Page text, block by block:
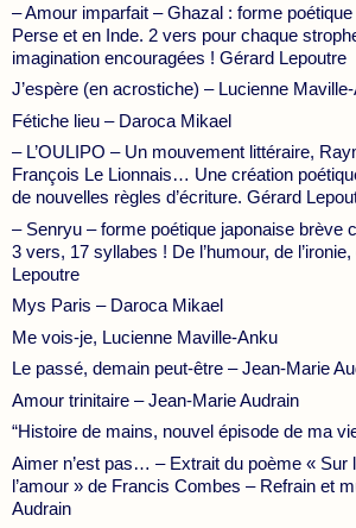
– Amour imparfait – Ghazal : forme
Perse et en Inde. 2 vers pour chaque
imagination encouragées ! Gérard Lepoutre
J’espère (en acrostiche) – Lucienne
Fétiche lieu – Daroca Mikael
– L’OULIPO – Un mouvement littéraire,
François Le Lionnais… Une création
de nouvelles règles d’écriture. Gérard
– Senryu – forme poétique japonaise brève
3 vers, 17 syllabes ! De l’humour, de
Lepoutre
Mys Paris – Daroca Mikael
Me vois-je, Lucienne Maville-Anku
Le passé, demain peut-être – Jean-Marie
Amour trinitaire – Jean-Marie Audrain
“Histoire de mains, nouvel épisode de ma
Aimer n’est pas… – Extrait du poème « Sur
l’amour » de Francis Combes – Refrain et
Audrain